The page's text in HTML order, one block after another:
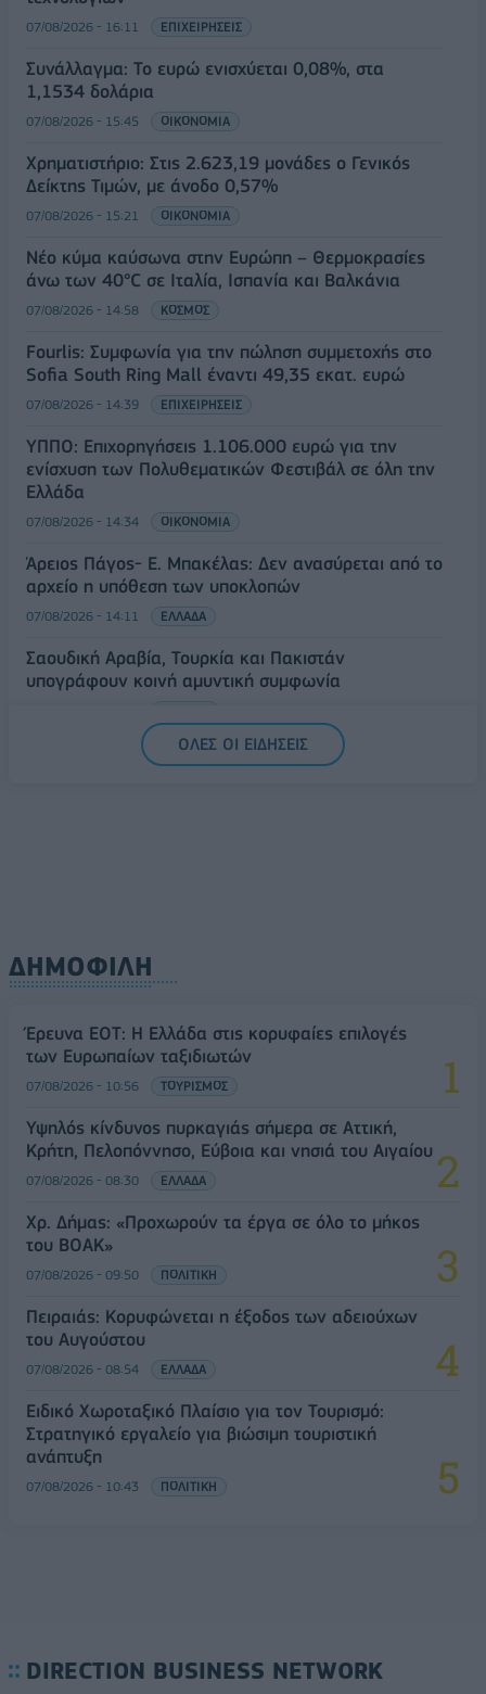
07/08/2026 - 16:11 ΕΠΙΧΕΙΡΗΣΕΙΣ
Συνάλλαγμα: Το ευρώ ενισχύεται 0,08%, στα
1,1534 δολάρια
07/08/2026 - 15:45 ΟΙΚΟΝΟΜΙΑ
Χρηματιστήριο: Στις 2.623,19 μονάδες ο Γενικός
Δείκτης Τιμών, με άνοδο 0,57%
07/08/2026 - 15:21 ΟΙΚΟΝΟΜΙΑ
Νέο κύμα καύσωνα στην Ευρώπη – Θερμοκρασίες
άνω των 40°C σε Ιταλία, Ισπανία και Βαλκάνια
07/08/2026 - 14:58 ΚΟΣΜΟΣ
Fourlis: Συμφωνία για την πώληση συμμετοχής στο
Sofia South Ring Mall έναντι 49,35 εκατ. ευρώ
07/08/2026 - 14:39 ΕΠΙΧΕΙΡΗΣΕΙΣ
ΥΠΠΟ: Επιχορηγήσεις 1.106.000 ευρώ για την
ενίσχυση των Πολυθεματικών Φεστιβάλ σε όλη την
Ελλάδα
07/08/2026 - 14:34 ΟΙΚΟΝΟΜΙΑ
Άρειος Πάγος- Ε. Μπακέλας: Δεν ανασύρεται από το
αρχείο η υπόθεση των υποκλοπών
07/08/2026 - 14:11 ΕΛΛΑΔΑ
Σαουδική Αραβία, Τουρκία και Πακιστάν
υπογράφουν κοινή αμυντική συμφωνία
ΟΛΕΣ ΟΙ ΕΙΔΗΣΕΙΣ
ΔΗΜΟΦΙΛΗ
Έρευνα ΕΟΤ: Η Ελλάδα στις κορυφαίες επιλογές
των Ευρωπαίων ταξιδιωτών
07/08/2026 - 10:56 ΤΟΥΡΙΣΜΟΣ
Υψηλός κίνδυνος πυρκαγιάς σήμερα σε Αττική,
Κρήτη, Πελοπόννησο, Εύβοια και νησιά του Αιγαίου
07/08/2026 - 08:30 ΕΛΛΑΔΑ
Χρ. Δήμας: «Προχωρούν τα έργα σε όλο το μήκος
του ΒΟΑΚ»
07/08/2026 - 09:50 ΠΟΛΙΤΙΚΗ
Πειραιάς: Κορυφώνεται η έξοδος των αδειούχων
του Αυγούστου
07/08/2026 - 08:54 ΕΛΛΑΔΑ
Ειδικό Χωροταξικό Πλαίσιο για τον Τουρισμό:
Στρατηγικό εργαλείο για βιώσιμη τουριστική
ανάπτυξη
07/08/2026 - 10:43 ΠΟΛΙΤΙΚΗ
DIRECTION BUSINESS NETWORK